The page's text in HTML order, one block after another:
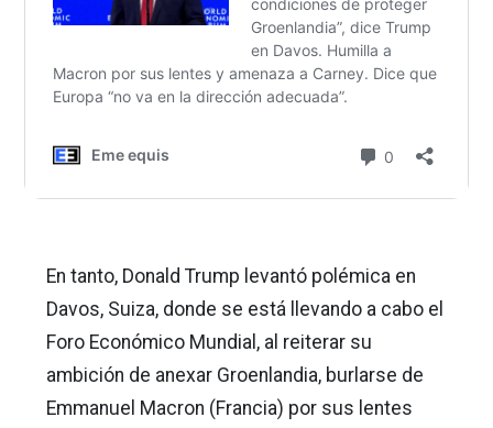
En tanto, Donald Trump levantó polémica en
Davos, Suiza, donde se está llevando a cabo el
Foro Económico Mundial, al reiterar su
ambición de anexar Groenlandia, burlarse de
Emmanuel Macron (Francia) por sus lentes